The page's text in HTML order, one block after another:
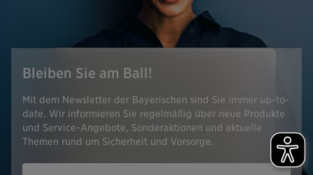
Bleiben Sie am Ball!
Mit dem Newsletter der Bayerischen sind Sie immer up-to-
date. Wir informieren Sie regelmäßig über neue Produkte
und Service-Angebote, Sonderaktionen und aktuelle
Themen rund um Sicherheit und Vorsorge.